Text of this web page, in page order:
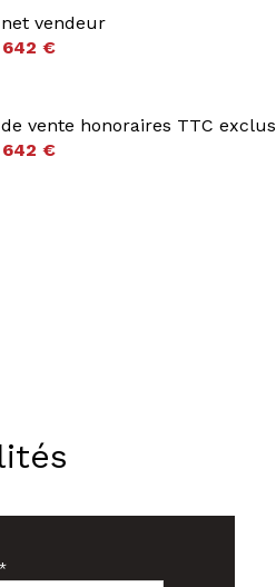
vendeur
€
vente honoraires TTC exclus
€